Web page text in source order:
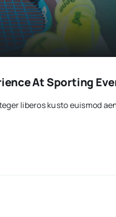
At Sporting
liberos kusto euismod